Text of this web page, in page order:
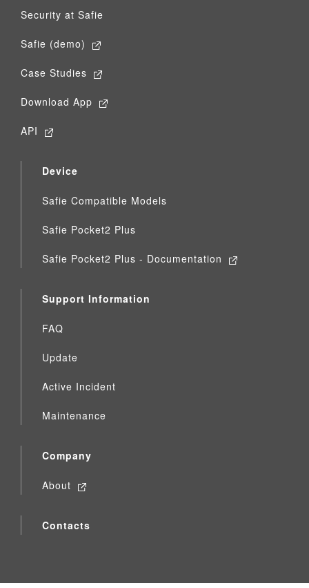
Security at Safie
Safie (demo)
Case Studies
Download App
API
Device
Safie Compatible Models
Safie Pocket2 Plus
Safie Pocket2 Plus - Documentation
Support Information
FAQ
Update
Active Incident
Maintenance
Company
About
Contacts